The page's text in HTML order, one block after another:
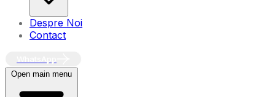
Despre Noi
Contact
Open main menu